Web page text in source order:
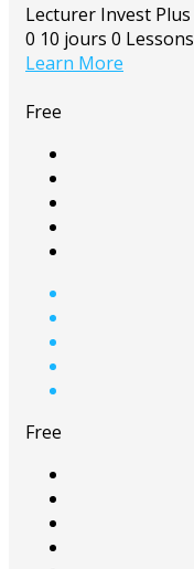
Lecturer Invest Plus
0 10 jours 0 Lessons
Learn More
Free
Free